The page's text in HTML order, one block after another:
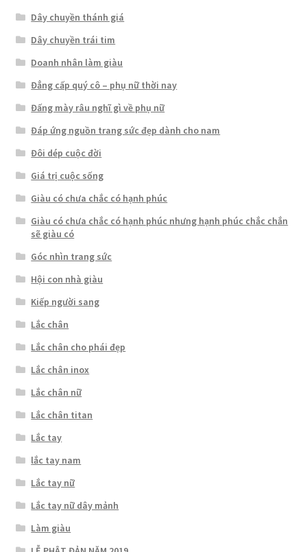
Dây chuyền thánh giá
Dây chuyền trái tim
Doanh nhân làm giàu
Đẳng cấp quý cô – phụ nữ thời nay
Đấng mày râu nghĩ gì về phụ nữ
Đáp ứng nguồn trang sức đẹp dành cho nam
Đôi dép cuộc đời
Giá trị cuộc sống
Giàu có chưa chắc có hạnh phúc
Giàu có chưa chắc có hạnh phúc nhưng hạnh phúc chắc chắn
sẽ giàu có
Góc nhìn trang sức
Hội con nhà giàu
Kiếp người sang
Lắc chân
Lắc chân cho phái đẹp
Lắc chân inox
Lắc chân nữ
Lắc chân titan
Lắc tay
lắc tay nam
Lắc tay nữ
Lắc tay nữ dây mảnh
Làm giàu